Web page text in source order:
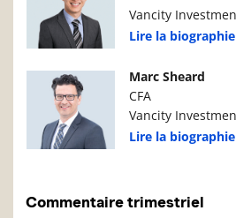
Vancity
Lire la
Photo du gestionnaire de
Marc Sheard
CFA
Vancity
Lire la
Commentaire trimestriel